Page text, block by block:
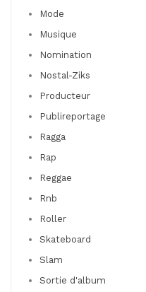
Mode
Musique
Nomination
Nostal-Ziks
Producteur
Publireportage
Ragga
Rap
Reggae
Rnb
Roller
Skateboard
Slam
Sortie d'album